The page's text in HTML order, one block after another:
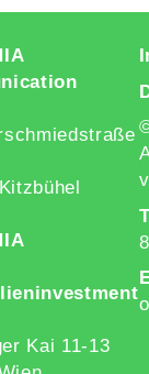
Kai 11-13